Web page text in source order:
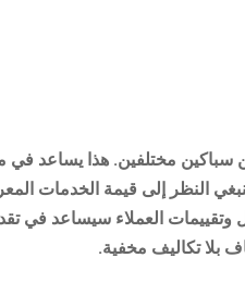
مختلفين. هذا يساعد في
النظر إلى قيمة الخدمات
وتقييمات العملاء سيساعد في
بلا تكاليف مخفية.